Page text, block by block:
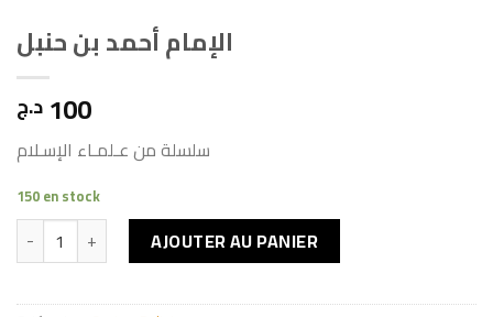
الإمام أحمد بن حنبل
100 د.ج
سلسلة من عـلمـاء الإسـلام
150 en stock
quantité de الإمام أحمد بن حنبل
AJOUTER AU PANIER